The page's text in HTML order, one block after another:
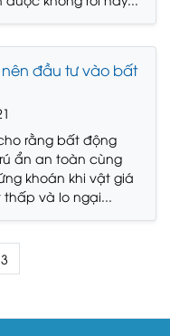
nên đầu tư vào bất
rằng bất động
ẩn an toàn cùng
khoán khi vật giá
và lo ngại...
3